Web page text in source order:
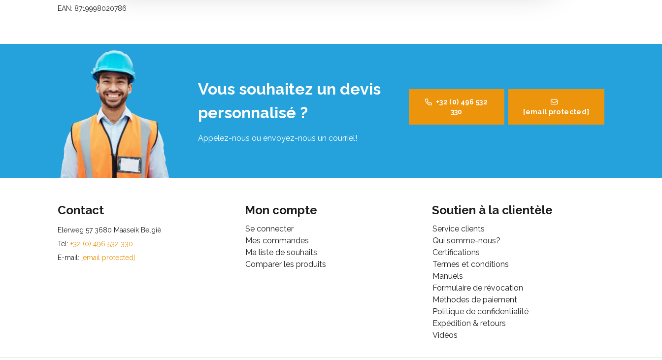
EAN: 8719998020786
Vous souhaitez un devis
personnalisé ?
Appelez-nous ou envoyez-nous un courriel!
+32 (0) 496 532
330
[email protected]
Contact
Elerweg 57 3680 Maaseik België
Tel: +32 (0) 496 532 330
E-mail: [email protected]
Mon compte
Se connecter
Mes commandes
Ma liste de souhaits
Comparer les produits
Soutien à la clientèle
Service clients
Qui somme-nous?
Certifications
Termes et conditions
Manuels
Formulaire de révocation
Méthodes de paiement
Politique de confidentialité
Expédition & retours
Vidéos